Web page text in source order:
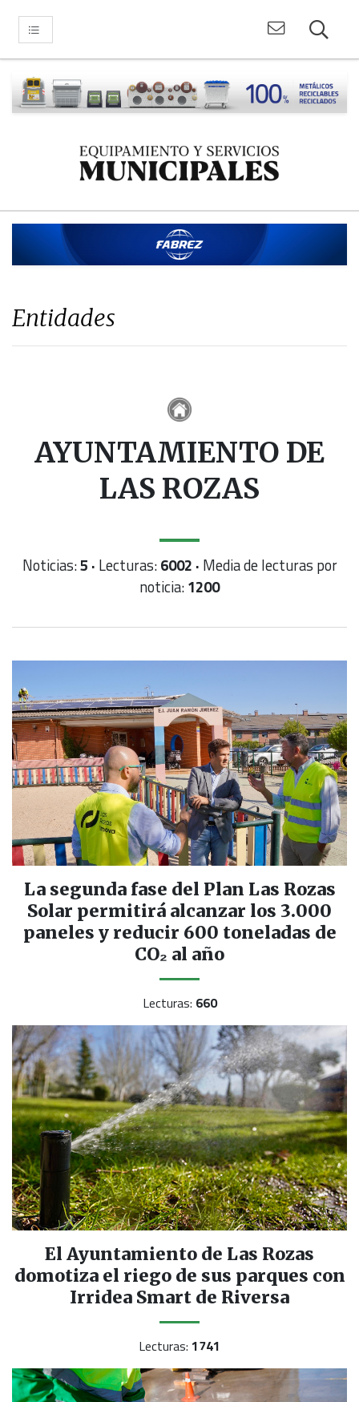
Entidades
AYUNTAMIENTO DE
LAS ROZAS
Noticias:5 · Lecturas:6002 · Media de lecturas por
noticia:1200
La segunda fase del Plan Las Rozas
Solar permitirá alcanzar los 3.000
paneles y reducir 600 toneladas de
CO₂ al año
Lecturas: 660
El Ayuntamiento de Las Rozas
domotiza el riego de sus parques con
Irridea Smart de Riversa
Lecturas: 1741